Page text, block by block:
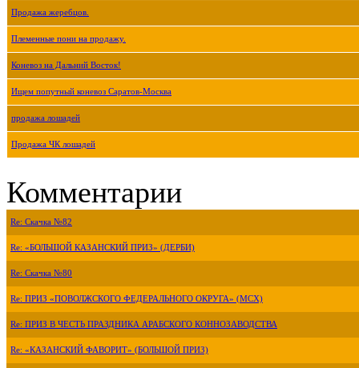
Продажа жеребцов.
Племенные пони на продажу.
Коневоз на Дальний Восток!
Ищем попутный коневоз Саратов-Москва
продажа лошадей
Продажа ЧК лошадей
Комментарии
Re: Скачка №82
Re: «БОЛЬШОЙ КАЗАНСКИЙ ПРИЗ» (ДЕРБИ)
Re: Скачка №80
Re: ПРИЗ «ПОВОЛЖСКОГО ФЕДЕРАЛЬНОГО ОКРУГА» (МСХ)
Re: ПРИЗ В ЧЕСТЬ ПРАЗДНИКА АРАБСКОГО КОННОЗАВОДСТВА
Re: «КАЗАНСКИЙ ФАВОРИТ» (БОЛЬШОЙ ПРИЗ)